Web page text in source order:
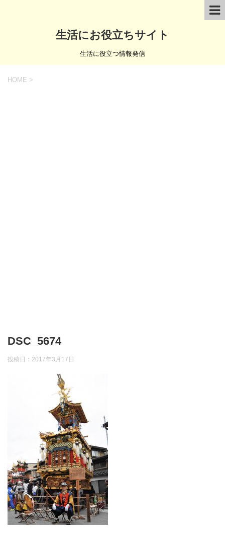
生活にお役立ちサイト
生活に役立つ情報発信
HOME >
DSC_5674
投稿日： 2017年3月17日